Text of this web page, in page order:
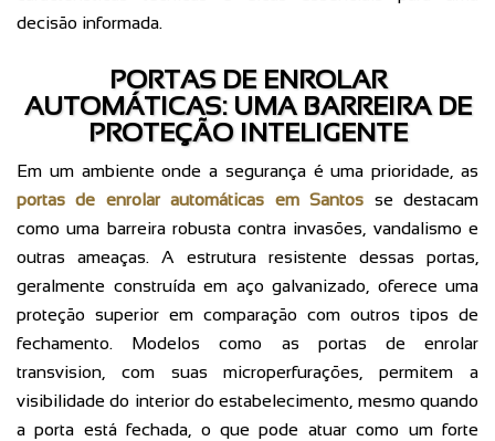
decisão informada.
PORTAS DE ENROLAR
AUTOMÁTICAS: UMA BARREIRA DE
PROTEÇÃO INTELIGENTE
Em um ambiente onde a segurança é uma prioridade, as
portas de enrolar automáticas em Santos se destacam
como uma barreira robusta contra invasões, vandalismo e
outras ameaças. A estrutura resistente dessas portas,
geralmente construída em aço galvanizado, oferece uma
proteção superior em comparação com outros tipos de
fechamento. Modelos como as portas de enrolar
transvision, com suas microperfurações, permitem a
visibilidade do interior do estabelecimento, mesmo quando
a porta está fechada, o que pode atuar como um forte